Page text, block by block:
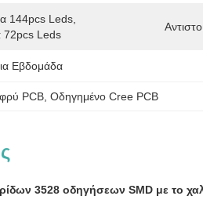
144pcs Leds,
72pcs Leds
Εβδομάδα
PCB, Οδηγημένο Cree PCB
3528 οδηγήσεων SMD με το